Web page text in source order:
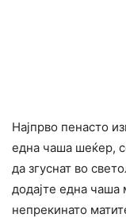
Најпрво пенасто
една чаша шеќер,
да згуснат во
додајте една чаша
непрекинато